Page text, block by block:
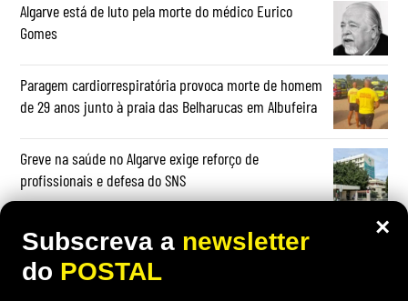
Algarve está de luto pela morte do médico Eurico
Gomes
Paragem cardiorrespiratória provoca morte de homem
de 29 anos junto à praia das Belharucas em Albufeira
Greve na saúde no Algarve exige reforço de
profissionais e defesa do SNS
×
Subscreva a newsletter
do POSTAL